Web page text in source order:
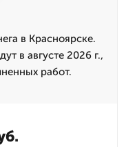
в Красноярске.
в августе 2026 г.,
работ.